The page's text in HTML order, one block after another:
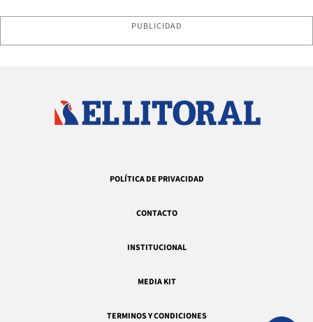
PUBLICIDAD
POLÍTICA DE PRIVACIDAD
CONTACTO
INSTITUCIONAL
MEDIA KIT
TERMINOS Y CONDICIONES